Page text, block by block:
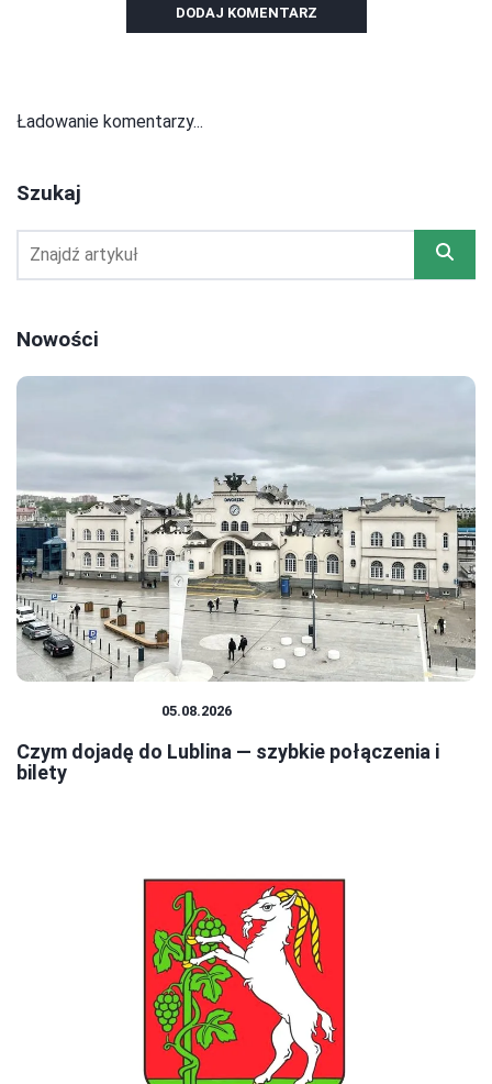
DODAJ KOMENTARZ
Ładowanie komentarzy...
Szukaj
Nowości
05.08.2026
Czym dojadę do Lublina — szybkie połączenia i
bilety